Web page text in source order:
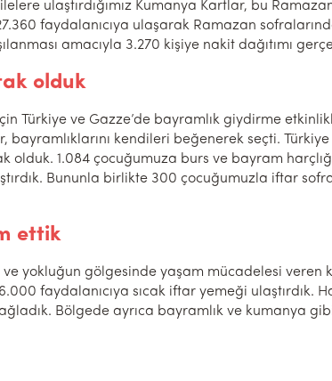
ulaştırdığımız Kumanya Kartlar, bu
faydalanıcıya ulaşarak Ramazan
amacıyla 3.270 kişiye nakit dağıtımı
olduk
Türkiye ve Gazze’de bayramlık giydirme
kendileri beğenerek seçti. Türkiye
1.084 çocuğumuza burs ve bayram
Bununla birlikte 300 çocuğumuzla iftar
ettik
ve yokluğun gölgesinde yaşam mücadelesi
faydalanıcıya sıcak iftar yemeği ulaştırdık.
Bölgede ayrıca bayramlık ve kumanya